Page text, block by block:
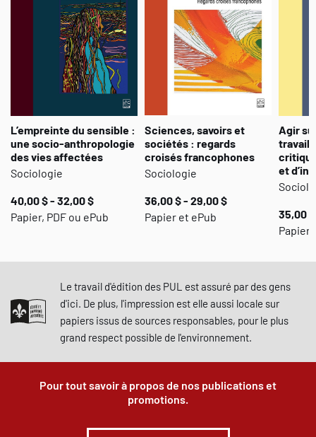
L’empreinte du sensible :
une socio-anthropologie
des vies affectées
Sociologie
40,00 $ - 32,00 $
Papier, PDF ou ePub
Sciences, savoirs et
sociétés : regards
croisés francophones
Sociologie
36,00 $ - 29,00 $
Papier et ePub
Agir
travail
et
35,00
Papier,
Le travail d'édition des PUL est assuré par des gens
d'ici. De plus, l'impression est elle aussi locale sur
papiers issus de sources responsables, pour le plus
grand respect possible de l'environnement.
Pour tout savoir à propos de nos publications et
promotions.